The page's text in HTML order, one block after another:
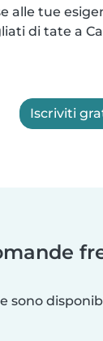
alle tue
di tate a
Iscriviti
sono